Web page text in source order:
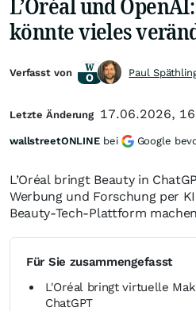
könnte vieles
L’Oréal bringt Beauty in
Werbung und Forschung per
Beauty-Tech-Plattform
Für Sie zusammengefasst
L'Oréal bringt virtuelle
ChatGPT
Verfasst von Paul
Letzte Änderung 17.06.2026,
wallstreetONLINE bei Google